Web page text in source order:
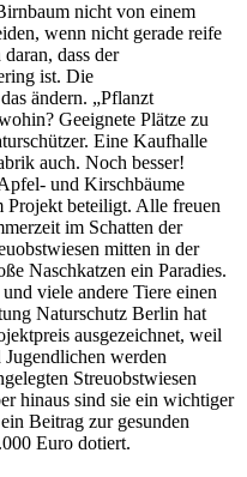
nicht von einem
wenn nicht gerade reife
dass der
ist. Die
ändern. „Pflanzt
Geeignete Plätze zu
Eine Kaufhalle
auch. Noch besser!
und Kirschbäume
Projekt beteiligt. Alle freuen
im Schatten der
mitten in der
Naschkatzen ein Paradies.
viele andere Tiere einen
Naturschutz Berlin hat
ausgezeichnet, weil
werden
Streuobstwiesen
hinaus sind sie ein wichtiger
Beitrag zur gesunden
Euro dotiert.